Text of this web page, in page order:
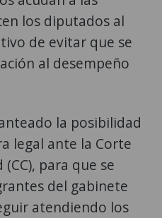
los diputados al
de evitar que se
al desempeño
la posibilidad
legal ante la Corte
para que se
del gabinete
atendiendo los